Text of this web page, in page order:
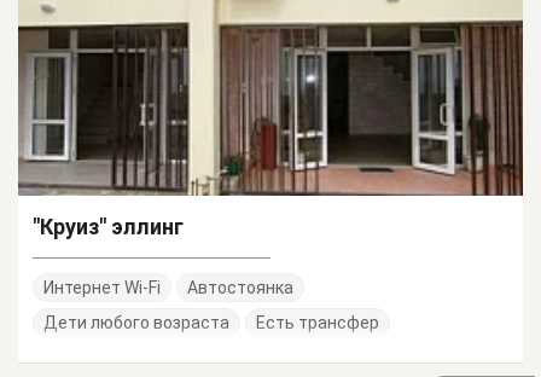
"Круиз" эллинг
Интернет Wi-Fi
Автостоянка
Дети любого возраста
Есть трансфер